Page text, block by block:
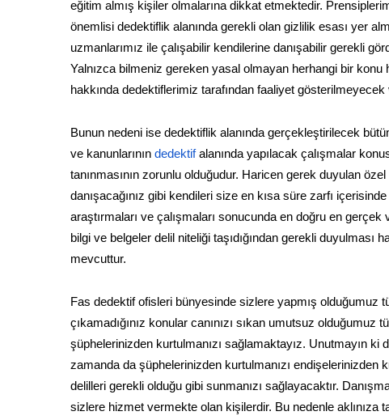
eğitim almış kişiler olmalarına dikkat etmektedir.
önemlisi dedektiflik alanında gerekli olan gizlilik esası yer
uzmanlarımız ile çalışabilir kendilerine danışabilir gerekli
Yalnızca bilmeniz gereken yasal olmayan herhangi bir konu
hakkında dedektiflerimiz tarafından faaliyet
Bunun nedeni ise dedektiflik alanında gerçekleştirilecek
ve kanunlarının dedektifalanında yapılacak çalışmalar
tanınmasının zorunlu olduğudur. Haricen gerek duyulan
danışacağınız gibi kendileri size en kısa süre zarfı
araştırmaları ve çalışmaları sonucunda en doğru en
bilgi ve belgeler delil niteliği taşıdığından gerekli
mevcuttur.
Fas dedektif ofisleri bünyesinde sizlere yapmış olduğumuz
çıkamadığınız konular canınızı sıkan umutsuz
şüphelerinizden kurtulmanızı sağlamaktayız. Unutmayın ki
zamanda da şüphelerinizden kurtulmanızı endişelerinizden
delilleri gerekli olduğu gibi sunmanızı sağlayacaktır.
sizlere hizmet vermekte olan kişilerdir. Bu nedenle aklınıza